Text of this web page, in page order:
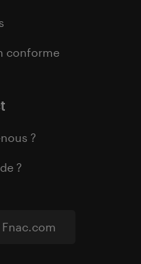
conforme
?
?